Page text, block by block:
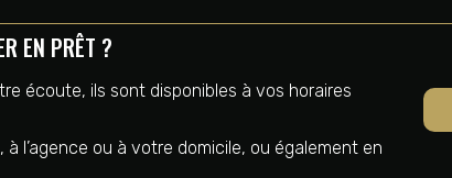
EN PRÊT ?
écoute, ils sont disponibles à vos horaires
l’agence ou à votre domicile, ou également en